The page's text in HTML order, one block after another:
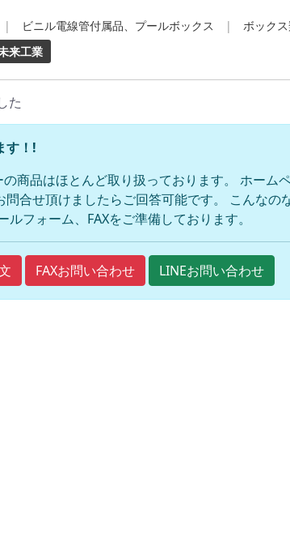
| ビニル電線管付属品、プールボックス | ボック
来工業
た
す！!
商品はほとんど取り扱っております。 ホーム
頂けましたらご回答可能です。 こんなの
フォーム、FAXをご準備しております。
FAXお問い合わせ LINEお問い合わせ